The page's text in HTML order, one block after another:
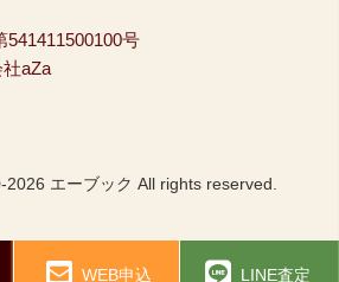
号
aZa
エーブック All rights reserved.
WEB申込 LINE査定